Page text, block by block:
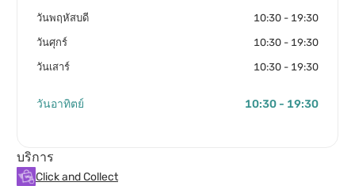
วันพฤหัสบดี 10:30 - 19:30
วันศุกร์ 10:30 - 19:30
วันเสาร์ 10:30 - 19:30
วันอาทิตย์ 10:30 - 19:30
บริการ
Click and Collect